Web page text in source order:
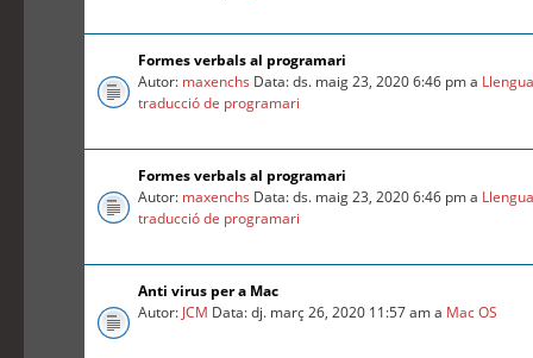
Formes verbals al programari
Autor: maxenchs Data: ds. maig 23, 2020 6:46 pm a
traducció de programari
Formes verbals al programari
Autor: maxenchs Data: ds. maig 23, 2020 6:46 pm a
traducció de programari
Anti virus per a Mac
Autor: JCM Data: dj. març 26, 2020 11:57 am a Mac OS